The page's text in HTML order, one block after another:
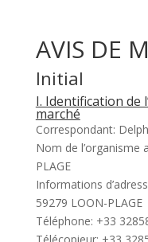
AVIS DE
Initial
I. Identification de
marché
Correspondant:
Nom de l’organisme
PLAGE
Informations
59279 LOON-PLAGE
Téléphone: +33